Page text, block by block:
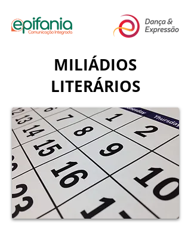
MILIÁDIOS
LITERÁRIOS